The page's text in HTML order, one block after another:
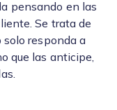
pensando en las
Se trata de
solo responda a
que las anticipe,